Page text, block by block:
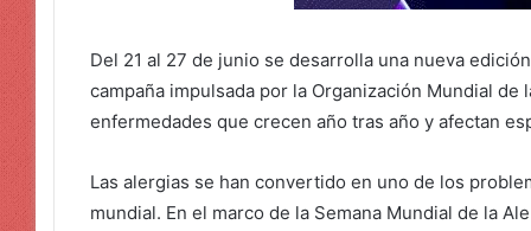
Del 21 al 27 de junio se desarrolla una nueva
campaña impulsada por la Organización Mundial
enfermedades que crecen año tras año y afectan
Las alergias se han convertido en uno de los
mundial. En el marco de la Semana Mundial de la